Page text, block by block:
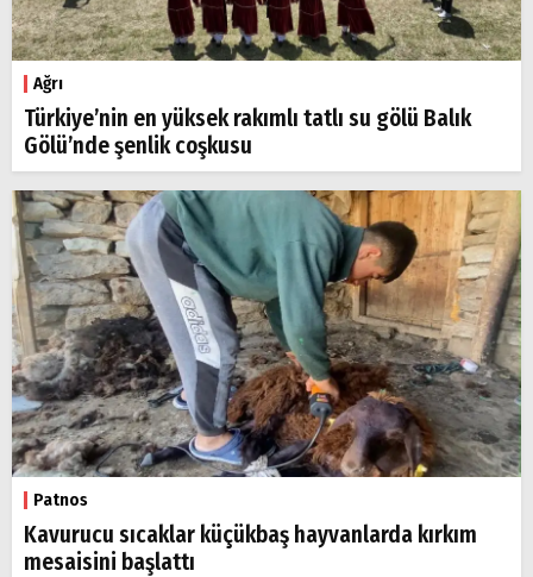
Ağrı
Türkiye’nin en yüksek rakımlı tatlı su gölü Balık
Gölü’nde şenlik coşkusu
Patnos
Kavurucu sıcaklar küçükbaş hayvanlarda kırkım
mesaisini başlattı